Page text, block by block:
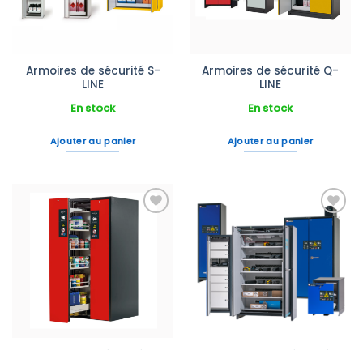
Armoires de sécurité S-
LINE
En stock
Ajouter au panier
Armoires de sécurité Q-
LINE
En stock
Ajouter au panier
Ajouter
d’envies